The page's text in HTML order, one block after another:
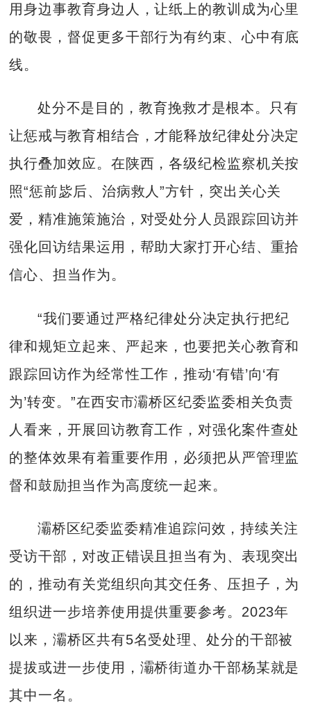
用身边事教育身边人，让纸上的教训成为心里
的敬畏，督促更多干部行为有约束、心中有底
线。
处分不是目的，教育挽救才是根本。只有
让惩戒与教育相结合，才能释放纪律处分决定
执行叠加效应。在陕西，各级纪检监察机关按
照“惩前毖后、治病救人”方针，突出关心关
爱，精准施策施治，对受处分人员跟踪回访并
强化回访结果运用，帮助大家打开心结、重拾
信心、担当作为。
“我们要通过严格纪律处分决定执行把纪
律和规矩立起来、严起来，也要把关心教育和
跟踪回访作为经常性工作，推动‘有错’向‘有
为’转变。”在西安市灞桥区纪委监委相关负责
人看来，开展回访教育工作，对强化案件查处
的整体效果有着重要作用，必须把从严管理监
督和鼓励担当作为高度统一起来。
灞桥区纪委监委精准追踪问效，持续关注
受访干部，对改正错误且担当有为、表现突出
的，推动有关党组织向其交任务、压担子，为
组织进一步培养使用提供重要参考。2023年
以来，灞桥区共有5名受处理、处分的干部被
提拔或进一步使用，灞桥街道办干部杨某就是
其中一名。